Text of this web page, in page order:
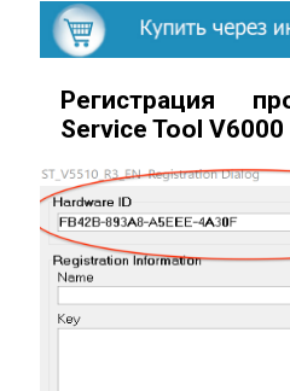
Регистрация
Service Tool V6000